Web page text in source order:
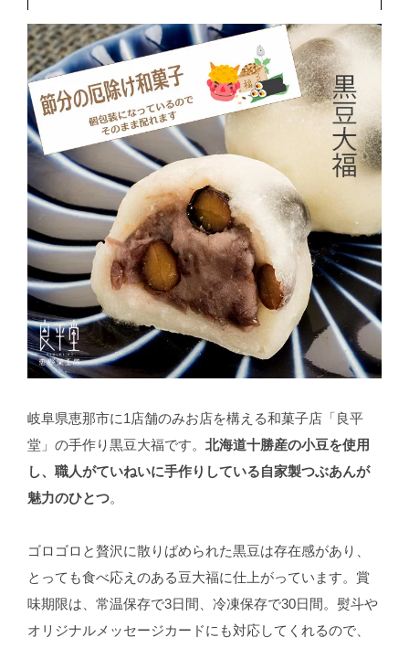
岐阜県恵那市に1店舗のみお店を構える和菓子店「良平
堂」の手作り黒豆大福です。 北海道十勝産の小豆を使用
し、職人がていねいに手作りしている自家製つぶあんが
魅力のひとつ。
ゴロゴロと贅沢に散りばめられた黒豆は存在感があり、
とっても食べ応えのある豆大福に仕上がっています。賞
味期限は、常温保存で3日間、冷凍保存で30日間。熨斗や
オリジナルメッセージカードにも対応してくれるので、